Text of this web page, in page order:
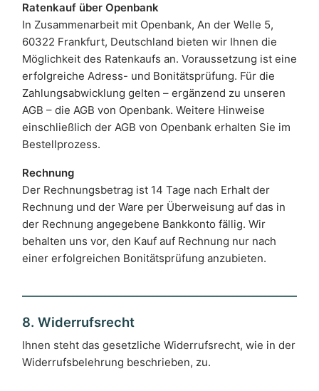
Ratenkauf über Openbank
In Zusammenarbeit mit Openbank, An der Welle 5,
60322 Frankfurt, Deutschland bieten wir Ihnen die
Möglichkeit des Ratenkaufs an. Voraussetzung ist eine
erfolgreiche Adress- und Bonitätsprüfung. Für die
Zahlungsabwicklung gelten – ergänzend zu unseren
AGB – die AGB von Openbank. Weitere Hinweise
einschließlich der AGB von Openbank erhalten Sie im
Bestellprozess.
Rechnung
Der Rechnungsbetrag ist 14 Tage nach Erhalt der
Rechnung und der Ware per Überweisung auf das in
der Rechnung angegebene Bankkonto fällig. Wir
behalten uns vor, den Kauf auf Rechnung nur nach
einer erfolgreichen Bonitätsprüfung anzubieten.
8. Widerrufsrecht
Ihnen steht das gesetzliche Widerrufsrecht, wie in der
Widerrufsbelehrung beschrieben, zu.